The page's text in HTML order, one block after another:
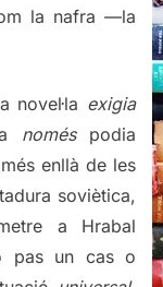
la nafra —la
novel·la exigia
noméspodia
enllà de les
soviètica,
a Hrabal
pas un cas o